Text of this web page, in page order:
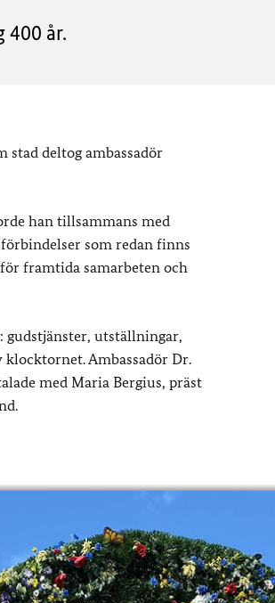
år.
deltog ambassadör
han tillsammans med
som redan finns
framtida samarbeten och
gudstjänster, utställningar,
Ambassadör Dr.
med Maria Bergius, präst